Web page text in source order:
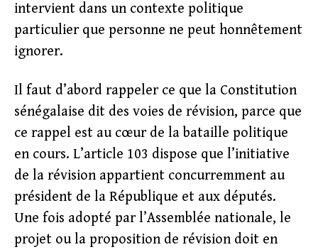
intervient dans un contexte politique
particulier que personne ne peut honnêtement
ignorer.
Il faut d’abord rappeler ce que la Constitution
sénégalaise dit des voies de révision, parce que
ce rappel est au cœur de la bataille politique
en cours. L’article 103 dispose que l’initiative
de la révision appartient concurremment au
président de la République et aux députés.
Une fois adopté par l’Assemblée nationale, le
projet ou la proposition de révision doit en